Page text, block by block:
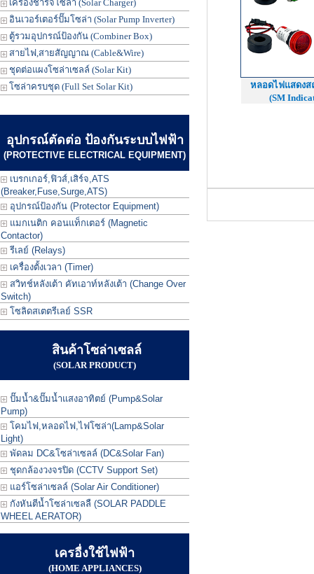
เครื่องชาร์จโซล่า (Solar Charger)
อินเวอร์เตอร์ปั๊มโซล่า (Solar Pump Inverter)
ตู้รวมอุปกรณ์ป้องกัน (Combiner Box)
สายไฟ,สายสัญญาณ (Cable&Wire)
ชุดต่อแผงโซล่าเซลล์ (Solar Kit)
โซล่าครบชุด (Full Set Solar Kit)
อุปกรณ์ตัดต่อ ป้องกันระบบไฟฟ้า
(PROTECTIVE ELECTRICAL EQUIPMENT)
เบรกเกอร์,ฟิวส์,เสิร์จ,ATS
(Breaker,Fuse,Surge,ATS)
อุปกรณ์ป้องกัน (Protector Equipment)
แมกเนติก คอนแท็กเตอร์ (Magnetic
Contactor)
รีเลย์ (Relays)
เครื่องตั้งเวลา (Timer)
สวิทช์หลังเต้า คัทเอาท์หลังเต้า (Change Over
Switch)
โซลิดสเตตรีเลย์ SSR
สินค้าโซล่าเซลล์
(SOLAR PRODUCT)
ปั๊มน้ำ&ปั๊มน้ำแสงอาทิตย์ (Pump&Solar
Pump)
โคมไฟ,หลอดไฟ,ไฟโซล่า(Lamp&Solar
Light)
พัดลม DC&โซล่าเซลล์ (DC&Solar Fan)
ชุดกล้องวงจรปิด (CCTV Support Set)
แอร์โซล่าเซลล์ (Solar Air Conditioner)
กังหันตีน้ำโซล่าเซลลื (SOLAR PADDLE
WHEEL AERATOR)
เครอื่งใช้ไฟฟ้า
(HOME APPLIANCES)
หลอดไฟแสดงส
(SM